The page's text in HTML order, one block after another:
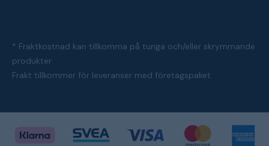
* Fraktkostnad kan tillkomma på tunga och/eller skrymmande
produkter
Frakt tillkommer för leveranser med företagspaket